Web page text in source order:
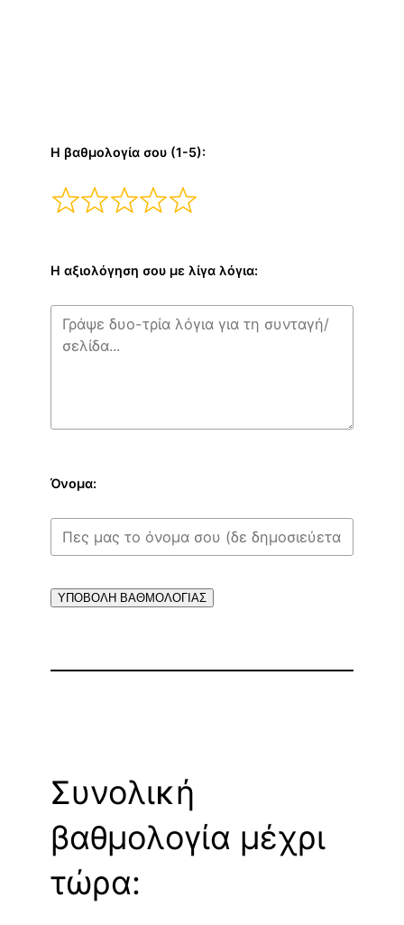
Η βαθμολογία σου (1-5):
Η αξιολόγηση σου με λίγα λόγια:
Όνομα:
ΥΠΟΒΟΛΗ ΒΑΘΜΟΛΟΓΙΑΣ
Συνολική
βαθμολογία μέχρι
τώρα: